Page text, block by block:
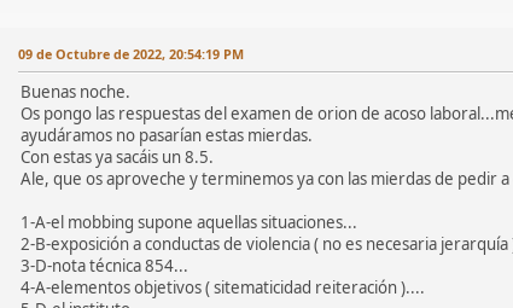
09 de Octubre de 2022, 20:54:19 PM
Buenas noche.
Os pongo las respuestas del examen de orion de acoso
ayudáramos no pasarían estas mierdas.
Con estas ya sacáis un 8.5.
Ale, que os aproveche y terminemos ya con las mierdas de pedir
1-A-el mobbing supone aquellas situaciones...
2-B-exposición a conductas de violencia ( no es necesaria jerarquía
3-D-nota técnica 854...
4-A-elementos objetivos ( sitematicidad reiteración )....